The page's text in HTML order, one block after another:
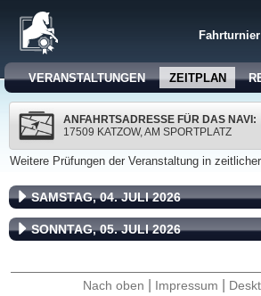
Fahrturnier
VERANSTALTUNGEN ZEITPLAN
ANFAHRTSADRESSE FÜR DAS NAVI:
17509 KATZOW, AM SPORTPLATZ
Weitere Prüfungen der Veranstaltung in
SAMSTAG, 04. JULI 2026
SONNTAG, 05. JULI 2026
Nach oben Impressum